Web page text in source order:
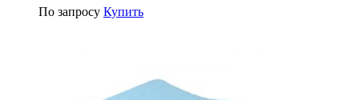
По запросу Купить